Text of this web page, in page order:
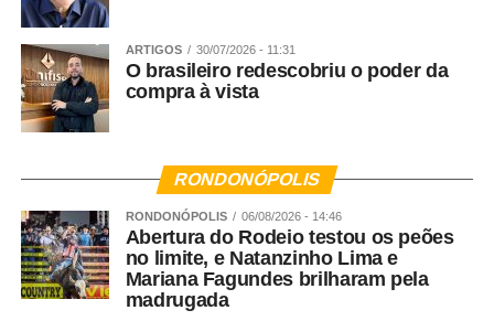
ARTIGOS 30/07/2026 - 11:31
O brasileiro redescobriu o poder da
compra à vista
RONDONÓPOLIS
RONDONÓPOLIS 06/08/2026 - 14:46
Abertura do Rodeio testou os peões
no limite, e Natanzinho Lima e
Mariana Fagundes brilharam pela
madrugada